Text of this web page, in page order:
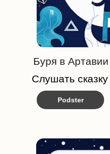
Буря в Артавии
Podster
Слушать сказку